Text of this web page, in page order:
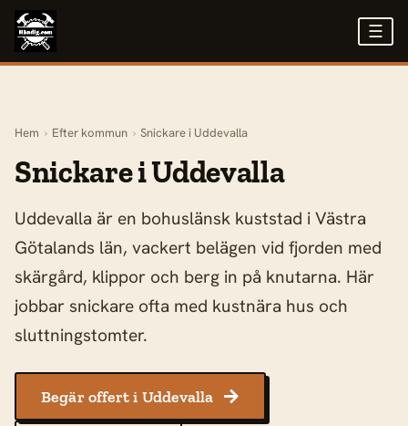
☰
Hem › Efter kommun › Snickare i Uddevalla
Snickare i Uddevalla
Uddevalla är en bohuslänsk kuststad i Västra
Götalands län, vackert belägen vid fjorden med
skärgård, klippor och berg in på knutarna. Här
jobbar snickare ofta med kustnära hus och
sluttningstomter.
Begär offert i Uddevalla 